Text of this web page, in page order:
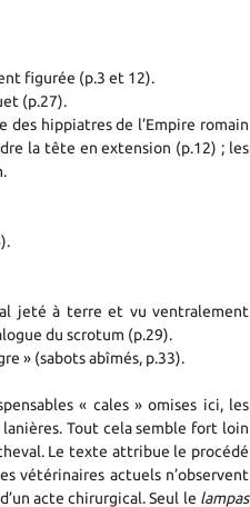
figurée (p.3 et 12).
(p.27).
des hippiatres de l’Empire romain
la tête en extension (p.12) ; les
jeté à terre et vu ventralement
du scrotum (p.29).
» (sabots abîmés, p.33).
« cales » omises ici, les
Tout cela semble fort loin
Le texte attribue le procédé
vétérinaires actuels n’observent
acte chirurgical. Seul le lampas